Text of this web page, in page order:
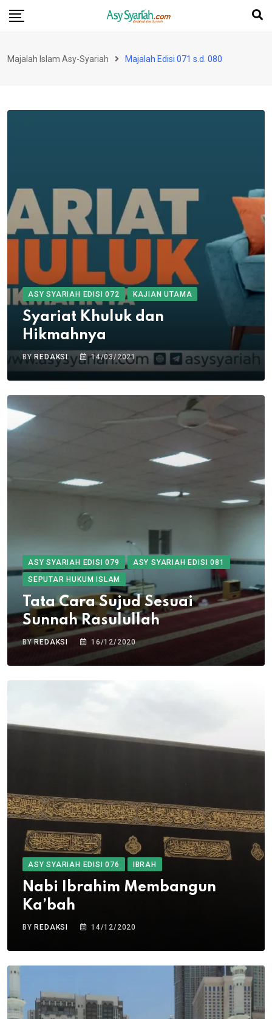
Skip
Majalah Islam Asy-Syariah Majalah Edisi 071 s.d. 080
ASY SYARIAH EDISI 072 KAJIAN UTAMA
Syariat Khuluk dan
Hikmahnya
BYREDAKSI 14/03/2021
ASY SYARIAH EDISI 079
ASY SYARIAH EDISI 081
SEPUTAR HUKUM ISLAM
Tata Cara Sujud Sesuai
Sunnah Rasulullah
BYREDAKSI 16/12/2020
ASY SYARIAH EDISI 076 IBRAH
Nabi Ibrahim Membangun
Ka’bah
BY REDAKSI 14/12/2020